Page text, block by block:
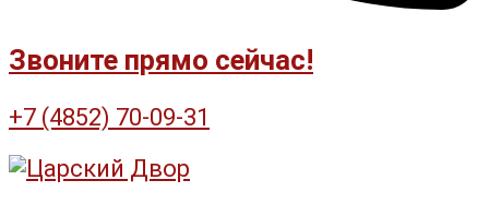
Звоните прямо сейчас!
+7 (4852) 70-09-31